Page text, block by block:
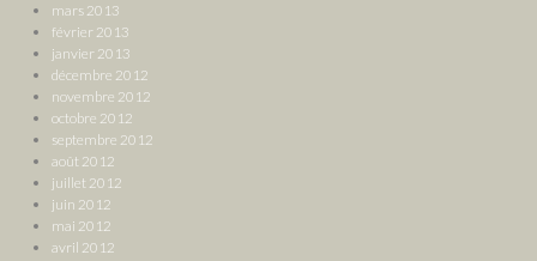
mars 2013
février 2013
janvier 2013
décembre 2012
novembre 2012
octobre 2012
septembre 2012
août 2012
juillet 2012
juin 2012
mai 2012
avril 2012